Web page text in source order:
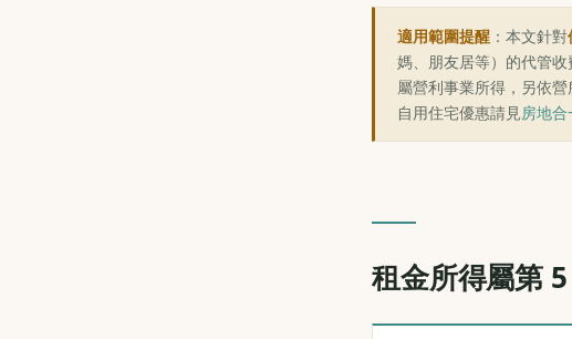
適用範圍提醒 ：本文針對
媽、朋友居等）的代管收
屬營利事業所得，另依營
自用住宅優惠請見房地
租金所得屬第